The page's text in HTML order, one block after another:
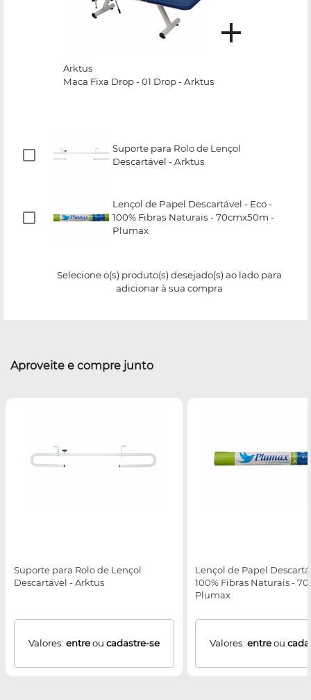
Arktus
Maca Fixa Drop - 01 Drop - Arktus
Suporte para Rolo de Lençol
Descartável - Arktus
Lençol de Papel Descartável - Eco -
100% Fibras Naturais - 70cmx50m -
Plumax
Selecione o(s) produto(s) desejado(s) ao lado para
adicionar à sua compra
Aproveite e compre junto
Suporte para Rolo de Lençol
Descartável - Arktus
Valores: entreou cadastre-se
Lençol de Papel
100% Fibras Naturais -
Plumax
Valores: entreou